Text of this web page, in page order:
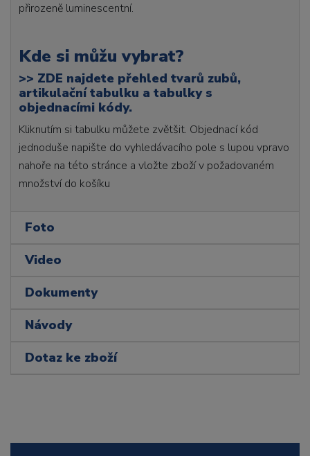
přirozeně luminescentní.
Kde si můžu vybrat?
>> ZDE najdete přehled tvarů zubů,
artikulační tabulku a tabulky s
objednacími kódy.
Kliknutím si tabulku můžete zvětšit. Objednací kód
jednoduše napište do vyhledávacího pole s lupou vpravo
nahoře na této stránce a vložte zboží v požadovaném
množství do košíku
Foto
Video
Dokumenty
Návody
Dotaz ke zboží